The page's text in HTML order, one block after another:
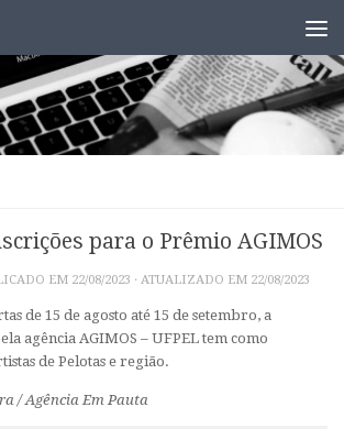
para o Prêmio AGIMOS
EM 22/08/2023 · ATUALIZADO EM 22/08/2023
de 15 de agosto até 15 de setembro, a
agência AGIMOS – UFPEL tem como
de Pelotas e região.
/ Agência Em Pauta